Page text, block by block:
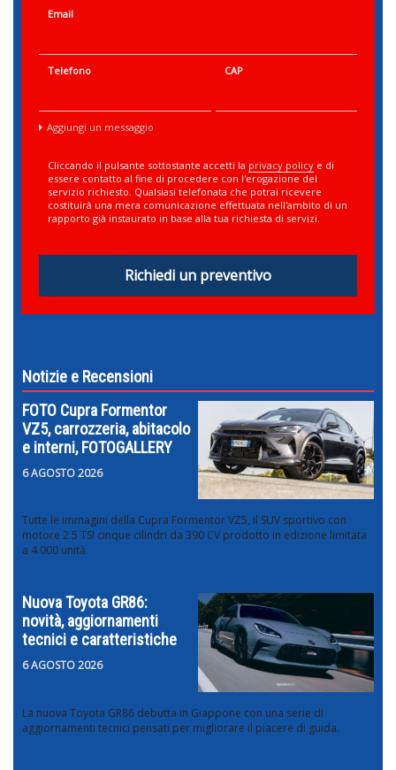
Email
Telefono CAP
Aggiungi un messaggio
Cliccando il pulsante sottostante accetti la privacy policy e di
essere contatto al fine di procedere con l'erogazione del
servizio richiesto. Qualsiasi telefonata che potrai ricevere
costituirà una mera comunicazione effettuata nell'ambito di un
rapporto già instaurato in base alla tua richiesta di servizi.
Richiedi un preventivo
Notizie e Recensioni
FOTO Cupra Formentor
VZ5, carrozzeria, abitacolo
e interni, FOTOGALLERY
6 AGOSTO 2026
Tutte le immagini della Cupra Formentor VZ5, il SUV sportivo con
motore 2.5 TSI cinque cilindri da 390 CV prodotto in edizione limitata
a 4.000 unità.
Nuova Toyota GR86:
novità, aggiornamenti
tecnici e caratteristiche
6 AGOSTO 2026
La nuova Toyota GR86 debutta in Giappone con una serie di
aggiornamenti tecnici pensati per migliorare il piacere di guida.